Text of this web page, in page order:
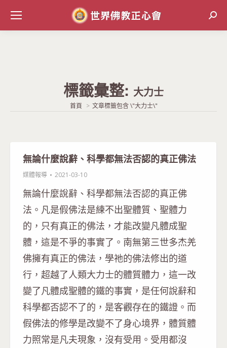
標籤彙整: 大力士
當前位置:
首頁 文章標籤包含 \"大力士\"
無論什麼說辭、科學都無法否認的真正佛法
媒體報導 2021-03-10
無論什麼說辭、科學都無法否認的真正佛
法。凡是假佛法是練不出聖體質、聖體力
的，只有真正的佛法，才能改變凡體成聖
體，這是不爭的事實了。南無第三世多杰羌
佛擁有真正的佛法，學祂的佛法修出的道
行，超越了人類大力士的體質體力，這一改
變了凡體成聖體的鐵的事實，是任何說辭和
科學都否認不了的，是客觀存在的鐵證。而
假佛法的修學是改變不了身心境界，體質體
力照常是凡夫現象，沒有受用。受用都沒